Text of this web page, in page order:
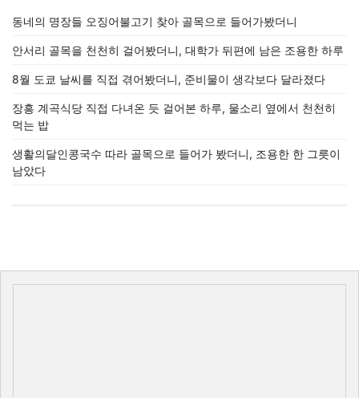
동네의 명장들 오징어불고기 찾아 골목으로 들어가봤더니
안서리 골목을 천천히 걸어봤더니, 대학가 뒤편에 남은 조용한 하루
8월 도쿄 날씨를 직접 겪어봤더니, 준비물이 생각보다 달라졌다
장흥 계곡식당 직접 다녀온 듯 걸어본 하루, 물소리 옆에서 천천히
먹는 밥
생활의달인콩국수 따라 골목으로 들어가 봤더니, 조용한 한 그릇이
남았다